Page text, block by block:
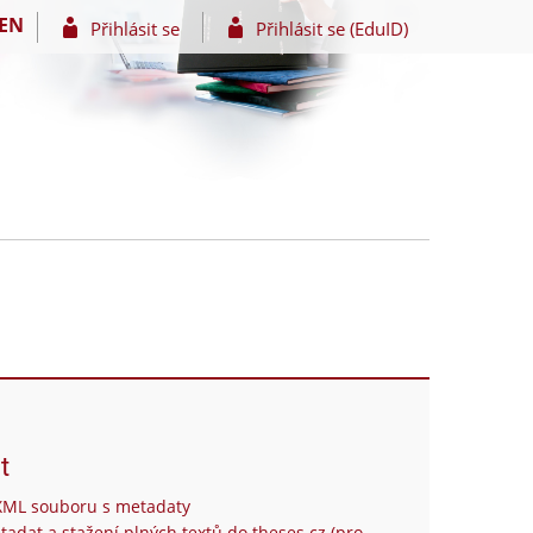
Přihlásit se Přihlásit se (EduID)
souboru s metadaty